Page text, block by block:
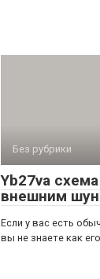
Без рубрики
Yb27va
внешним
Если у вас есть
вы не знаете как